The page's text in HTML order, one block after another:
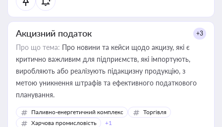
Акцизний податок +3
Про що тема: Про новини та кейси щодо акцизу, які є
критично важливим для підприємств, які імпортують,
виробляють або реалізують підакцизну продукцію, з
метою уникнення штрафів та ефективного податкового
планування.
Паливно-енергетичний комплекс
Торгівля
Харчова промисловість
+1